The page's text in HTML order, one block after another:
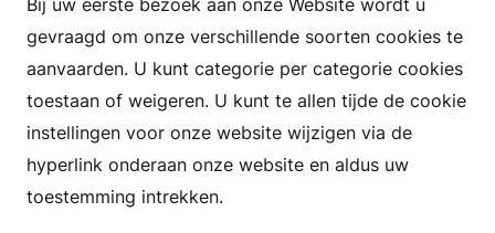
gevraagd om onze verschillende soorten cookies te
aanvaarden. U kunt categorie per categorie cookies
toestaan of weigeren. U kunt te allen tijde de cookie
instellingen voor onze website wijzigen via de
hyperlink onderaan onze website en aldus uw
toestemming intrekken.